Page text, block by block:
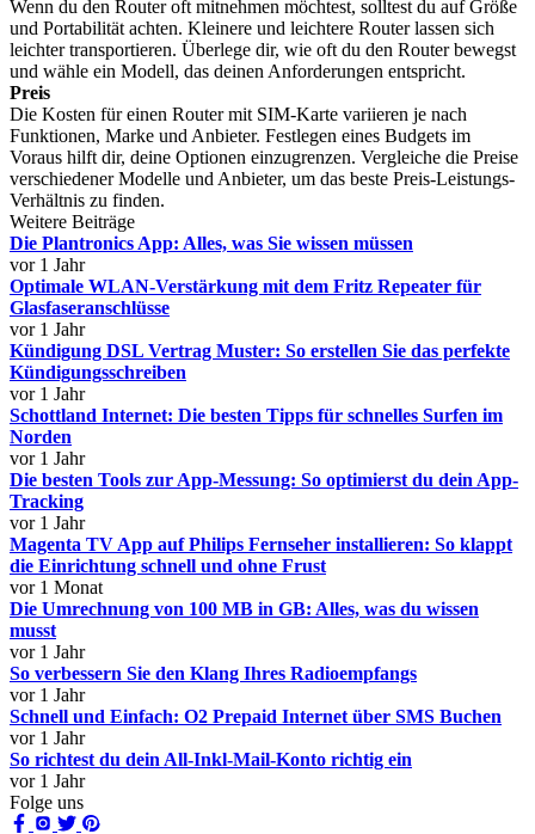
Wenn du den Router oft mitnehmen möchtest, solltest du auf Größe
und Portabilität achten. Kleinere und leichtere Router lassen sich
leichter transportieren. Überlege dir, wie oft du den Router bewegst
und wähle ein Modell, das deinen Anforderungen entspricht.
Preis
Die Kosten für einen Router mit SIM-Karte variieren je nach
Funktionen, Marke und Anbieter. Festlegen eines Budgets im
Voraus hilft dir, deine Optionen einzugrenzen. Vergleiche die Preise
verschiedener Modelle und Anbieter, um das beste Preis-Leistungs-
Verhältnis zu finden.
Weitere Beiträge
Die Plantronics App: Alles, was Sie wissen müssen
vor 1 Jahr
Optimale WLAN-Verstärkung mit dem Fritz Repeater für
Glasfaseranschlüsse
vor 1 Jahr
Kündigung DSL Vertrag Muster: So erstellen Sie das perfekte
Kündigungsschreiben
vor 1 Jahr
Schottland Internet: Die besten Tipps für schnelles Surfen im
Norden
vor 1 Jahr
Die besten Tools zur App-Messung: So optimierst du dein App-
Tracking
vor 1 Jahr
Magenta TV App auf Philips Fernseher installieren: So klappt
die Einrichtung schnell und ohne Frust
vor 1 Monat
Die Umrechnung von 100 MB in GB: Alles, was du wissen
musst
vor 1 Jahr
So verbessern Sie den Klang Ihres Radioempfangs
vor 1 Jahr
Schnell und Einfach: O2 Prepaid Internet über SMS Buchen
vor 1 Jahr
So richtest du dein All-Inkl-Mail-Konto richtig ein
vor 1 Jahr
Folge uns